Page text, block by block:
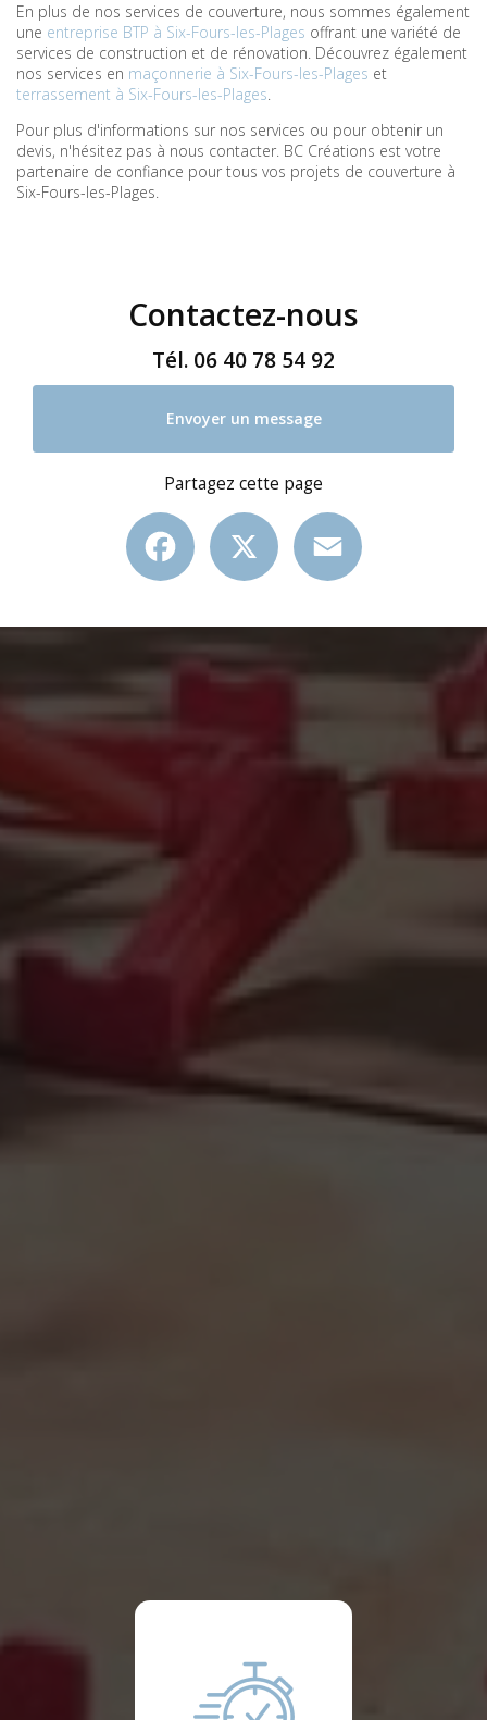
En plus de nos services de couverture, nous sommes également
une entreprise BTP à Six-Fours-les-Plages offrant une variété de
services de construction et de rénovation. Découvrez également
nos services en maçonnerie à Six-Fours-les-Plages et
terrassement à Six-Fours-les-Plages.
Pour plus d'informations sur nos services ou pour obtenir un
devis, n'hésitez pas à nous contacter. BC Créations est votre
partenaire de confiance pour tous vos projets de couverture à
Six-Fours-les-Plages.
Contactez-nous
Tél. 06 40 78 54 92
Envoyer un message
Partagez cette page
Facebook